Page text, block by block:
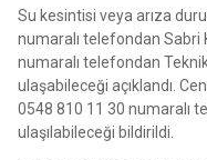
Su kesintisi veya arıza
numaralı telefondan Sabri
numaralı telefondan
ulaşabileceği açıklandı.
0548 810 11 30 numaralı
ulaşılabileceği bildirildi.